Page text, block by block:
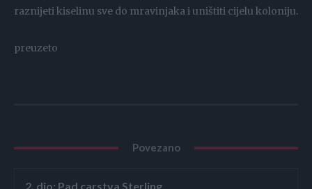
raznijeti kiselinu sve do mravinjaka i uništiti cijelu koloniju.
preuzeto
Povezano
2. dio: Pad carstva Sterling